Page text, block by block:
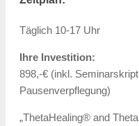
Täglich 10-17 Uhr
Ihre Investition:
898,-€ (inkl.
Pausenverpflegung)
„ThetaHealing® and